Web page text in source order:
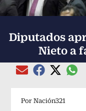
Diputados
Nieto a
Compartir el
Compartir el
Por Nación321